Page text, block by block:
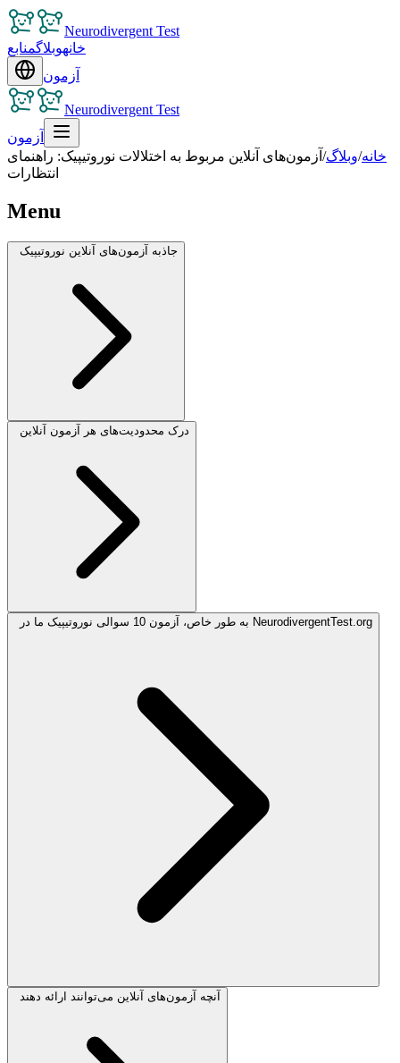
Neurodivergent Test
خانهوبلاگمنابع
آزمون
Neurodivergent Test
آزمون
خانه/وبلاگ/ آزمون‌های آنلاین مربوط به اختلالات نوروتیپیک: راهنمای
انتظارات
Menu
جاذبه آزمون‌های آنلاین نوروتیپیک
درک محدودیت‌های هر آزمون آنلاین
به طور خاص، آزمون 10 سوالی نوروتیپیک ما در NeurodivergentTest.org
آنچه آزمون‌های آنلاین می‌توانند ارائه دهند